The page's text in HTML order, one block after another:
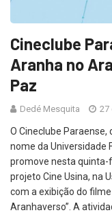
Cineclube
Aranha no
Paz
Dedé Mesquita 27
O Cineclube
nome da Universidade
promove nesta quinta-
projeto Cine Usina, na
com a exibição do
Aranhaverso”. A